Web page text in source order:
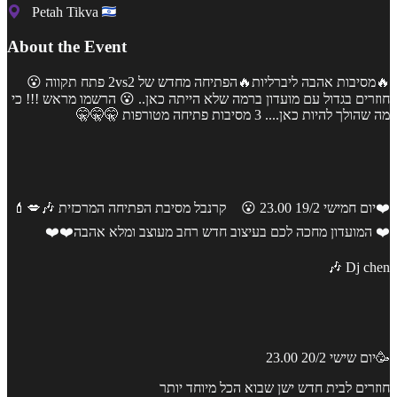
Petah Tikva
About the Event
🔥מסיבות אהבה ליברליות🔥הפתיחה מחדש של 2vs2 פתח תקווה 😮
חוזרים בגדול עם מועדון ברמה שלא הייתה כאן.. 😮 הרשמו מראש !!! כי
מה שהולך להיות כאן.... 3 מסיבות פתיחה מטורפות 🤫🤫🤫
❤️יום חמישי 19/2 23.00 😮 קרנבל מסיבת הפתיחה המרכזית 🎶💋💄
❤️ המועדון מחכה לכם בעיצוב חדש רחב מעוצב ומלא אהבה❤️❤️
Dj chen 🎶
🥳יום שישי 20/2 23.00
חוזרים לבית חדש ישן שבוא הכל מיוחד יותר